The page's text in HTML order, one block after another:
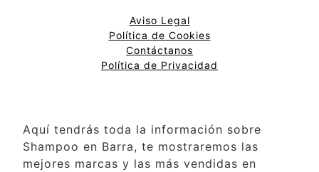
Aviso Legal
Política de Cookies
Contáctanos
Política de Privacidad
Aquí tendrás toda la información sobre
Shampoo en Barra, te mostraremos las
mejores marcas y las más vendidas en